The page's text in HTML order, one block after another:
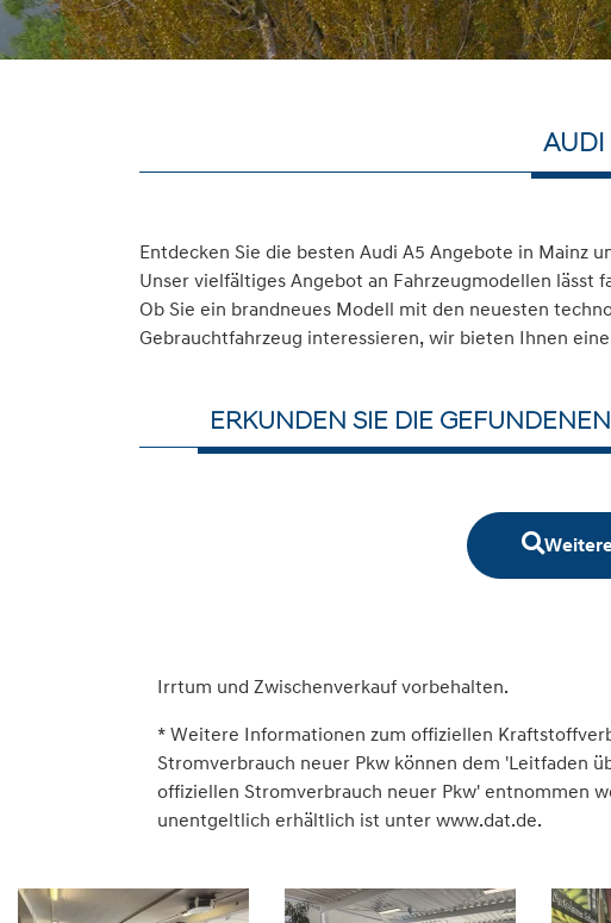
AUDI
Entdecken Sie die besten Audi A5 Angebote in Mainz
Unser vielfältiges Angebot an Fahrzeugmodellen lässt
Ob Sie ein brandneues Modell mit den neuesten
Gebrauchtfahrzeug interessieren, wir bieten Ihnen
ERKUNDEN SIE DIE
Irrtum und Zwischenverkauf vorbehalten.
* Weitere Informationen zum offiziellen
Stromverbrauch neuer Pkw können dem 'Leitfaden
offiziellen Stromverbrauch neuer Pkw' entnommen
unentgeltlich erhältlich ist unter www.dat.de.